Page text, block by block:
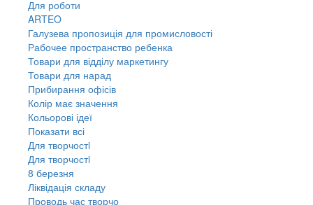
Для роботи
ARTEO
Галузева пропозиція для промисловості
Рабочее пространство ребенка
Товари для відділу маркетингу
Товари для нарад
Прибирання офісів
Колір має значення
Кольорові ідеї
Показати всі
Для творчостi
Для творчостi
8 березня
Ліквідація складу
Проводь час творчо